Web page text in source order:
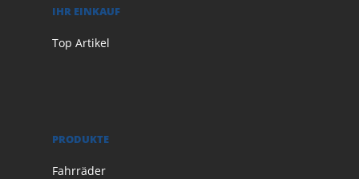
IHR EINKAUF
Top Artikel
PRODUKTE
Fahrräder